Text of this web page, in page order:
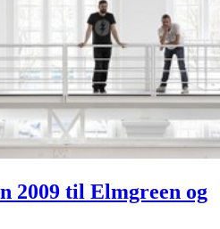
2009 til Elmgreen og